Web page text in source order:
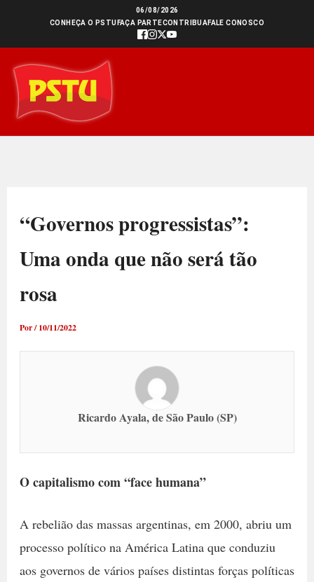
conteúdo
06/08/2026
CONHEÇA O PSTU FAÇA PARTECONTRIBUAFALE CONOSCO
“Governos progressistas”:
Uma onda que não será tão
rosa
Por/10/11/2022
Ricardo Ayala, de São Paulo (SP)
O capitalismo com “face humana”
A rebelião das massas argentinas, em 2000, abriu um
processo político na América Latina que conduziu
aos governos de vários países distintas forças políticas